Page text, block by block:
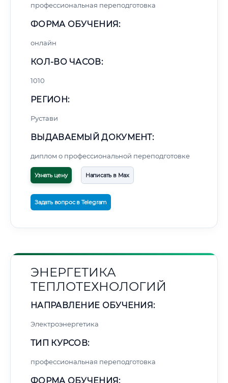
профессиональная переподготовка
ФОРМА ОБУЧЕНИЯ:
онлайн
КОЛ-ВО ЧАСОВ:
1010
РЕГИОН:
Рустави
ВЫДАВАЕМЫЙ ДОКУМЕНТ:
диплом о профессиональной переподготовке
Узнать цену Написать в Max
Задать вопрос в Telegram
ЭНЕРГЕТИКА
ТЕПЛОТЕХНОЛОГИЙ
НАПРАВЛЕНИЕ ОБУЧЕНИЯ:
Электроэнергетика
ТИП КУРСОВ:
профессиональная переподготовка
ФОРМА ОБУЧЕНИЯ: